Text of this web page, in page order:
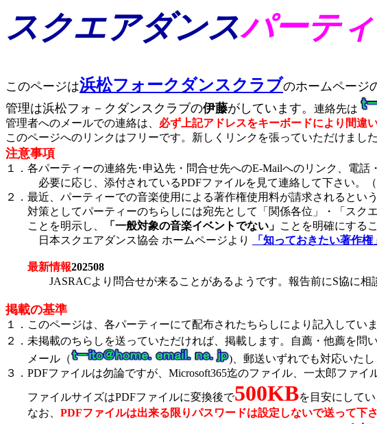
スクエアダンスパーテ
このページは浜松フォークダンスクラブのホームページ
管理は浜松フォ－クダンスクラブの伊藤がしています。 連絡先は
管理者へのメールでの連絡は、 必ず上記アドレスをキーボードにより間違
このページへのリンクはフリーです。新しくリンクを張っていただけまし
注意事項
１．各パーティーの連絡先･申込先・問合せ先へのE-Mailへのリンク、電話
必要に応じ、添付されているPDFファイルを見て連絡して下さい。（
２．最近、パーティーでの音楽使用による著作権使用料が請求されるとい
対策としてパーティーのちらしには宛先として「関係各位」・「スク
ことを明示し、
「一般対象の音楽イベントでない」 ことを明確にする
日本スクエアダンス協会 ホームページより
「知っておきたい著作権
最新情報202508
JASRACより問合せが来ることがあるようです。報告前にS協に相談
掲載の基準
１．このページは、各パーティーにて配布されたちらしにより記入していま
２．未掲載のちらしを送っていただければ、掲載します。自薦・他薦を問
メール（ ) 、郵送いずれでも対応いた
３．PDFファイルは勿論ですが、Microsoft365迄のファイル、一太郎ファ
ファイルサイズはPDFファイルに変換後で500KBを目安にして
なお、 PDFファイルは出来る限りパスワードは設定しないで送って下さ